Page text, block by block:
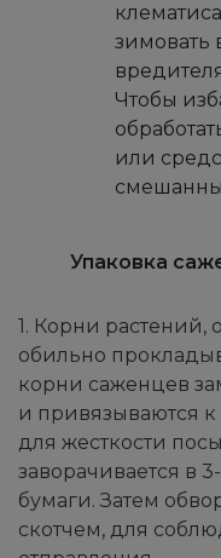
зимовать
Чтобы
или
Упаковка
1. Корни растений,
обильно
корни саженцев
и привязываются
для жесткости
заворачивается в
бумаги. Затем
скотчем, для